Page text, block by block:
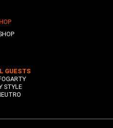
GUESTS
STYLE